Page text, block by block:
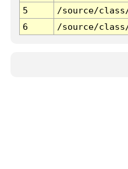
5
/source/
6
/source/